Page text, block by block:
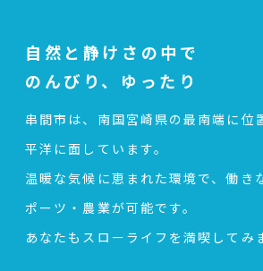
自然と静けさの中で
のんびり、ゆったり
串間市は、南国宮崎県の最南端に位
平洋に面しています。
温暖な気候に恵まれた環境で、働き
ポーツ・農業が可能です。
あなたもスローライフを満喫してみ